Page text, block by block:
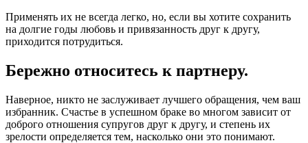
Применять их не всегда легко, но, если вы хотите сохранить
на долгие годы любовь и привязанность друг к другу,
приходится потрудиться.
Бережно относитесь к партнеру.
Наверное, никто не заслуживает лучшего обращения, чем ваш
избранник. Счастье в успешном браке во многом зависит от
доброго отношения супругов друг к другу, и степень их
зрелости определяется тем, насколько они это понимают.